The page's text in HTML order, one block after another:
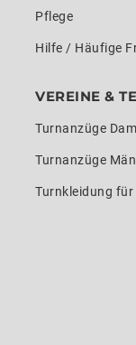
Pflege
Hilfe / Häufige
VEREINE &
Turnanzüge
Turnanzüge
Turnkleidung für